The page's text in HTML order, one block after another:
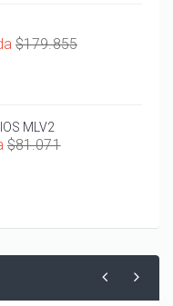
$179.855
MLV2
$81.071